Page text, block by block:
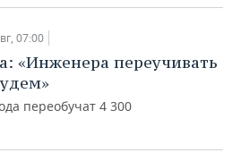
07:00
«Инженера переучивать
переобучат 4 300